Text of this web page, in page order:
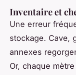
Inventaire et
Une erreur
stockage. Cave,
annexes
Or, chaque